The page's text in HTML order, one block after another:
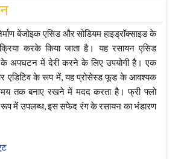
बेंजोइक एसिड और सोडियम हाइड्रॉक्साइड के
करके किया जाता है। यह रसायन एसिड
के अपघटन में देरी करने के लिए उपयोगी है। एक
एडिटिव के रूप में, यह प्रोसेस्ड फूड के आवश्यक
तक बनाए रखने में मदद करता है। फ्री फ्लो
रूप में उपलब्ध, इस सफेद रंग के रसायन का भंडारण